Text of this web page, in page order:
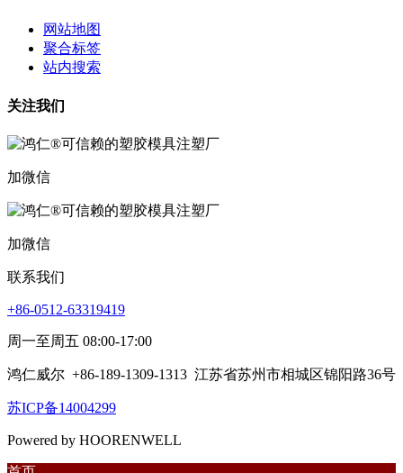
网站地图
聚合标签
站内搜索
关注我们
加微信
加微信
联系我们
+86-0512-63319419
周一至周五 08:00-17:00
鸿仁威尔 +86-189-1309-1313 江苏省苏州市相城区锦阳路36号
苏ICP备14004299
Powered by HOORENWELL